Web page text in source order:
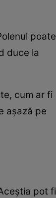
poate
duce la
cum ar fi
așază pe
pot fi